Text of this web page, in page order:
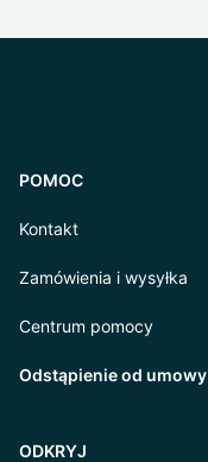
POMOC
Kontakt
Zamówienia i wysyłka
Centrum pomocy
Odstąpienie od umowy
ODKRYJ